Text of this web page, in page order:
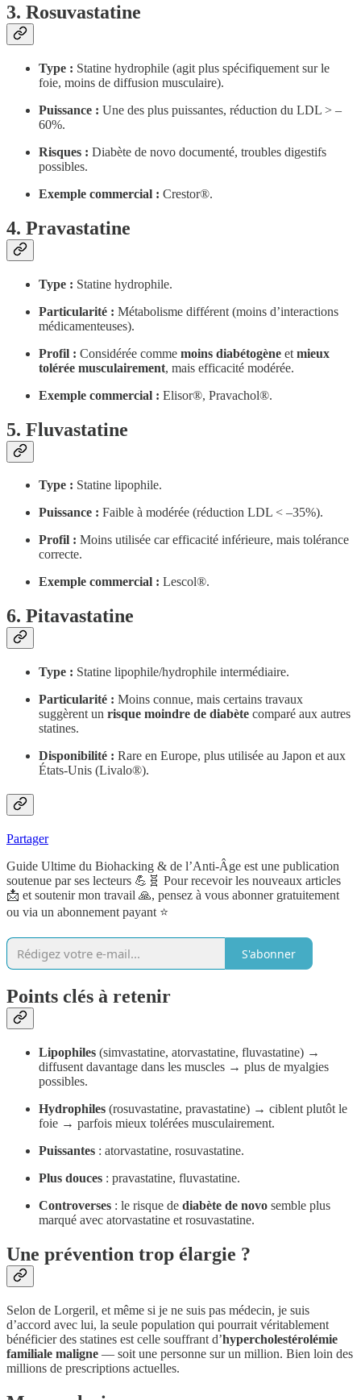
3. Rosuvastatine
Type : Statine hydrophile (agit plus spécifiquement sur le
foie, moins de diffusion musculaire).
Puissance : Une des plus puissantes, réduction du LDL > –
60%.
Risques : Diabète de novo documenté, troubles digestifs
possibles.
Exemple commercial : Crestor®.
4. Pravastatine
Type : Statine hydrophile.
Particularité : Métabolisme différent (moins d’interactions
médicamenteuses).
Profil : Considérée comme moins diabétogène et mieux
tolérée musculairement, mais efficacité modérée.
Exemple commercial : Elisor®, Pravachol®.
5. Fluvastatine
Type : Statine lipophile.
Puissance : Faible à modérée (réduction LDL < –35%).
Profil : Moins utilisée car efficacité inférieure, mais tolérance
correcte.
Exemple commercial : Lescol®.
6. Pitavastatine
Type : Statine lipophile/hydrophile intermédiaire.
Particularité : Moins connue, mais certains travaux
suggèrent un risque moindre de diabète comparé aux autres
statines.
Disponibilité : Rare en Europe, plus utilisée au Japon et aux
États-Unis (Livalo®).
Partager
Guide Ultime du Biohacking & de l’Anti-Âge est une publication
soutenue par ses lecteurs 💪🧬 Pour recevoir les nouveaux articles
📩 et soutenir mon travail 🙏, pensez à vous abonner gratuitement
ou via un abonnement payant ⭐️
S'abonner
Points clés à retenir
Lipophiles (simvastatine, atorvastatine, fluvastatine) →
diffusent davantage dans les muscles → plus de myalgies
possibles.
Hydrophiles (rosuvastatine, pravastatine) → ciblent plutôt le
foie → parfois mieux tolérées musculairement.
Puissantes : atorvastatine, rosuvastatine.
Plus douces : pravastatine, fluvastatine.
Controverses : le risque de diabète de novo semble plus
marqué avec atorvastatine et rosuvastatine.
Une prévention trop élargie ?
Selon de Lorgeril, et même si je ne suis pas médecin, je suis
d’accord avec lui, la seule population qui pourrait véritablement
bénéficier des statines est celle souffrant d’hypercholestérolémie
familiale maligne — soit une personne sur un million. Bien loin des
millions de prescriptions actuelles.